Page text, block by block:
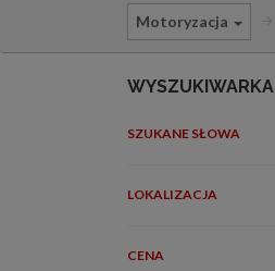
Motoryzacja
WYSZUKIWARKA
SZUKANE SŁOWA
LOKALIZACJA
CENA